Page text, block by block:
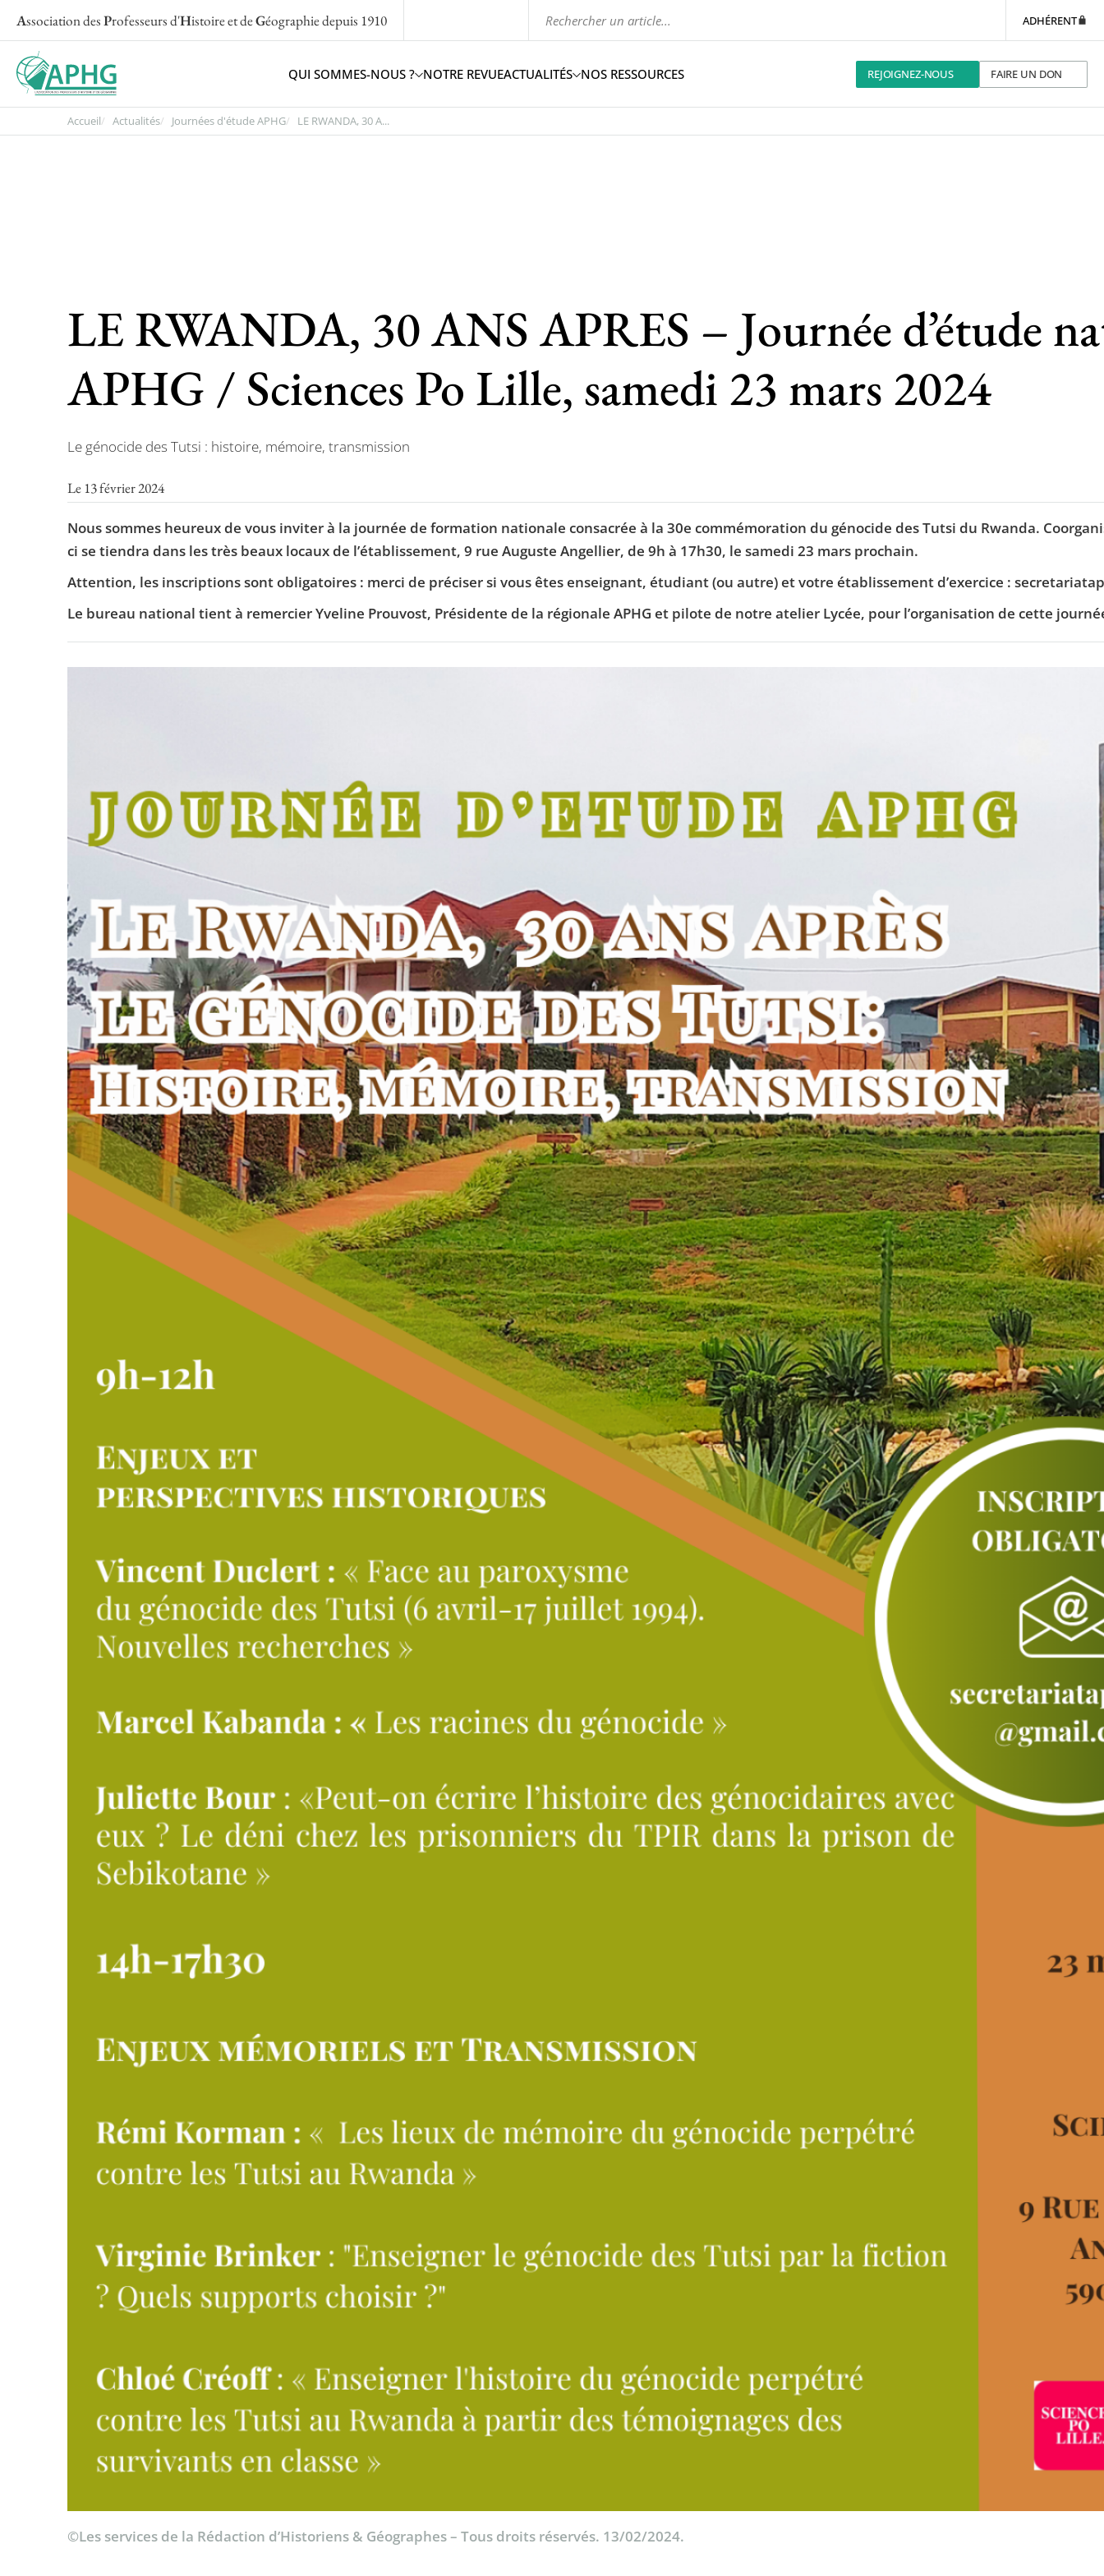
Association desProfesseurs d'Histoire et deGéographiedepuis 1910 ADHÉRENT
QUI SOMMES-NOUS ? NOTRE REVUEACTUALITÉS NOS RESSOURCES REJOIGNEZ-NOUS FAIRE UN DON
Accueil Actualités Journées d'étude APHG LE RWANDA, 30 A...
LE RWANDA, 30 ANS APRES – Journée d’étude
APHG / Sciences Po Lille, samedi 23 mars 2024
Le génocide des Tutsi : histoire, mémoire, transmission
Le 13 février 2024
Nous sommes heureux de vous inviter à la journée de formation nationale consacrée à la 30e commémoration du génocide des Tutsi du Rwanda.
ci se tiendra dans les très beaux locaux de l’établissement, 9 rue Auguste Angellier, de 9h à 17h30, le samedi 23 mars prochain.
Attention, les inscriptions sont obligatoires : merci de préciser si vous êtes enseignant, étudiant (ou autre) et votre établissement d’exercice :
Le bureau national tient à remercier Yveline Prouvost, Présidente de la régionale APHG et pilote de notre atelier Lycée, pour l’organisation de cette
©Les services de la Rédaction d’Historiens & Géographes – Tous droits réservés. 13/02/2024.